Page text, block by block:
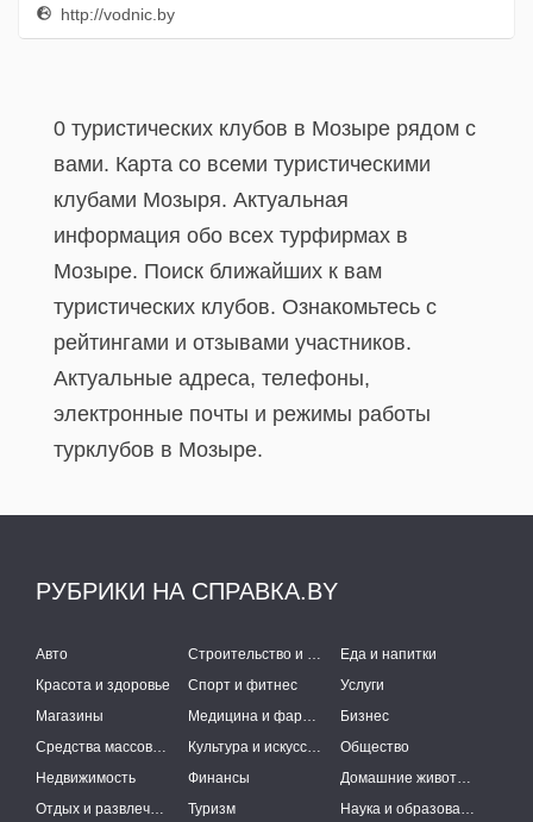
http://vodnic.by
0 туристических клубов в Мозыре рядом с
вами. Карта со всеми туристическими
клубами Мозыря. Актуальная
информация обо всех турфирмах в
Мозыре. Поиск ближайших к вам
туристических клубов. Ознакомьтесь с
рейтингами и отзывами участников.
Актуальные адреса, телефоны,
электронные почты и режимы работы
турклубов в Мозыре.
РУБРИКИ НА СПРАВКА.BY
Авто Строительство и ремонт
Еда и напитки
Красота и здоровье
Спорт и фитнес
Услуги
Магазины
Медицина и фармацевтика
Бизнес
Средства массовой информации
Культура и искусство
Общество
Недвижимость
Финансы
Домашние животные
Отдых и развлечения
Туризм Наука и образование